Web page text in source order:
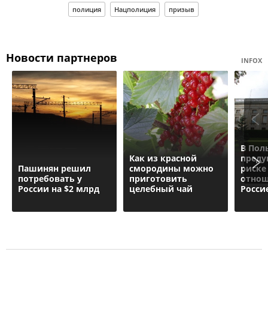
полиция Нацполиция призыв
Новости партнеров INFOX
Пашинян рeшил
потребовать у
России на $2 млрд
Как из красной
смородины можно
приготовить
целебный чай
В